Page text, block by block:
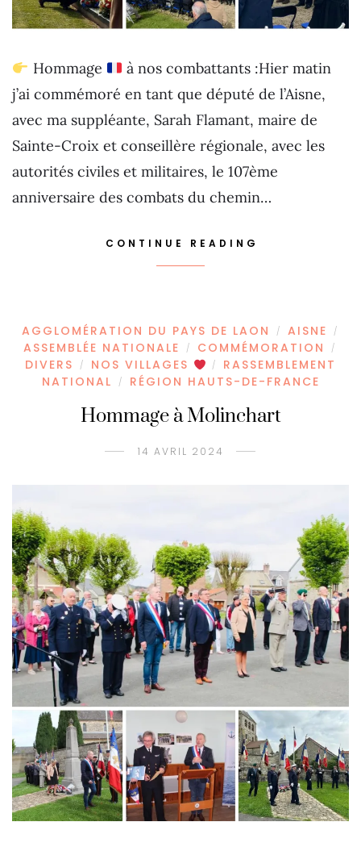
Hommage
à nos combattants :Hier matin
j’ai commémoré en tant que député de l’Aisne,
avec ma suppléante, Sarah Flamant, maire de
Sainte-Croix et conseillère régionale, avec les
autorités civiles et militaires, le 107ème
anniversaire des combats du chemin…
CONTINUE READING
AGGLOMÉRATION DU PAYS DE LAON / AISNE /
ASSEMBLÉE NATIONALE / COMMÉMORATION /
DIVERS / NOS VILLAGES /
RASSEMBLEMENT
NATIONAL
/ RÉGION HAUTS-DE-FRANCE
Hommage à Molinchart
14 AVRIL 2024